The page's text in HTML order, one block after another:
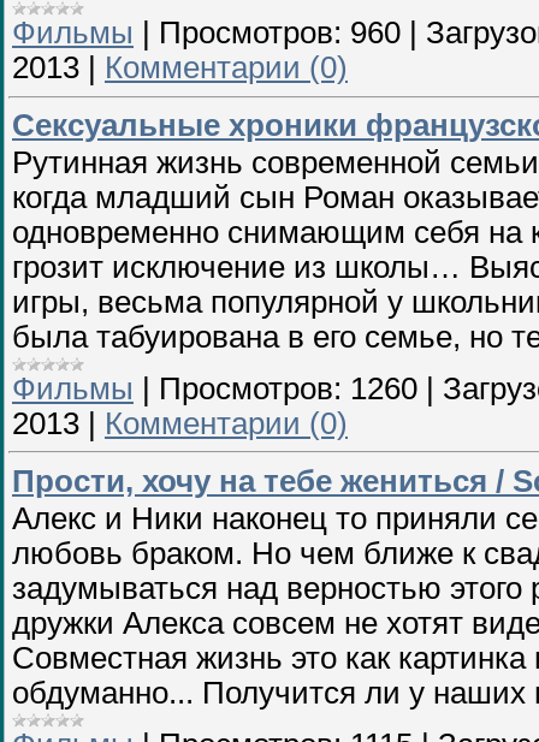
Фильмы
Просмотров: 960
2013
Комментарии (0)
Сексуальные хроники
Рутинная жизнь современной
когда младший сын Роман
одновременно снимающим себя на
грозит исключение из школы…
игры, весьма популярной у
была табуирована в его семье, но
Фильмы
Просмотров: 1260
2013
Комментарии (0)
Прости, хочу на тебе жениться /
Алекс и Ники наконец то приняли
любовь браком. Но чем ближе к
задумываться над верностью
дружки Алекса совсем не хотят
Совместная жизнь это как
обдуманно... Получится ли у наших